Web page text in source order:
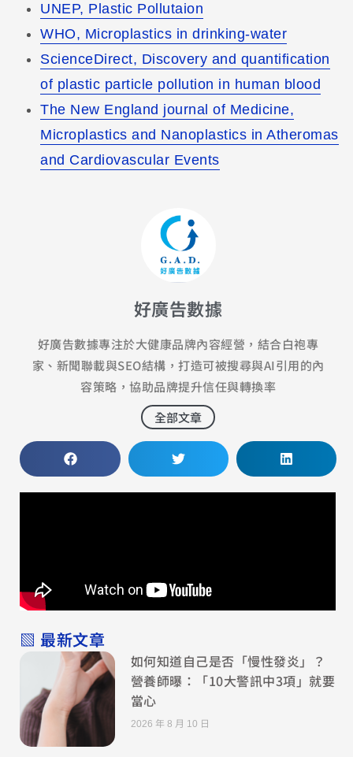
UNEP, Plastic Pollutaion
WHO, Microplastics in drinking-water
ScienceDirect, Discovery and quantification
of plastic particle pollution in human blood
The New England journal of Medicine,
Microplastics and Nanoplastics in Atheromas
and Cardiovascular Events
好廣告數據
好廣告數據專注於大健康品牌內容經營，結合白袍專
家、新聞聯載與SEO結構，打造可被搜尋與AI引用的內
容策略，協助品牌提升信任與轉換率
全部文章
▧ 最新文章
如何知道自己是否「慢性發炎」？
營養師曝：「10大警訊中3項」就要
當心
2026 年 8 月 10 日